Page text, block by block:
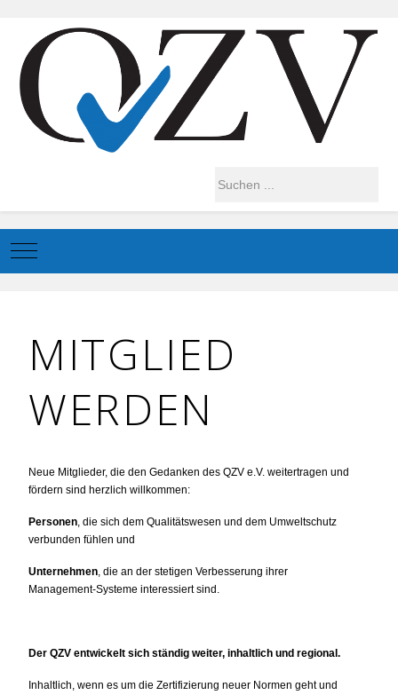
Mobile Menu Toggle
MITGLIED
WERDEN
Neue Mitglieder, die den Gedanken des QZV e.V. weitertragen und
fördern sind herzlich willkommen:
Personen , die sich dem Qualitätswesen und dem Umweltschutz
verbunden fühlen und
Unternehmen , die an der stetigen Verbesserung ihrer
Management-Systeme interessiert sind.
Der QZV entwickelt sich ständig weiter, inhaltlich und regional.
Inhaltlich, wenn es um die Zertifizierung neuer Normen geht und